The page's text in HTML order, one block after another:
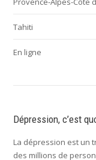
Tahiti
En ligne
Dépression, c’est
La dépression est un
des millions de